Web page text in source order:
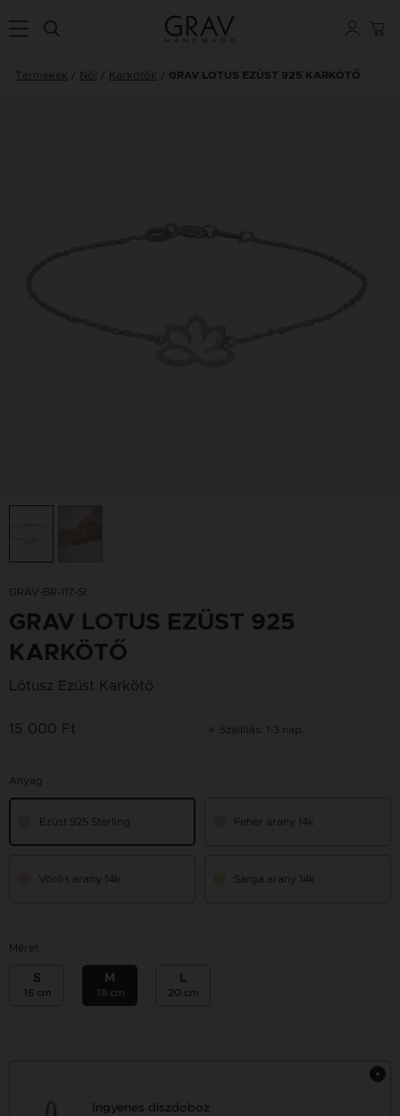
Termékek Női Karkötők GRAV LOTUS EZÜST 925 KARKÖTŐ
GRAV-BR-117-SI
GRAV LOTUS EZÜST 925
KARKÖTŐ
Lótusz Ezüst Karkötő
15 000 Ft Szállítás: 1-3 nap
Anyag
Ezüst 925 Sterling Fehér arany 14k
Vörös arany 14k Sárga arany 14k
Méret
S
16 cm
M
18 cm
L
20 cm
Ingyenes díszdoboz